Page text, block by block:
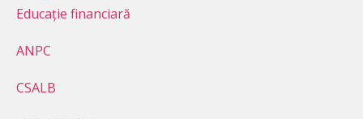
Educație financiară
ANPC
CSALB